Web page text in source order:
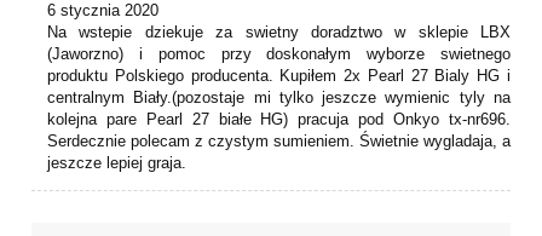
6 stycznia 2020
Na wstepie dziekuje za swietny doradztwo w sklepie LBX
(Jaworzno) i pomoc przy doskonałym wyborze swietnego
produktu Polskiego producenta. Kupiłem 2x Pearl 27 Bialy HG i
centralnym Biały.(pozostaje mi tylko jeszcze wymienic tyly na
kolejna pare Pearl 27 białe HG) pracuja pod Onkyo tx-nr696.
Serdecznie polecam z czystym sumieniem. Świetnie wygladaja, a
jeszcze lepiej graja.